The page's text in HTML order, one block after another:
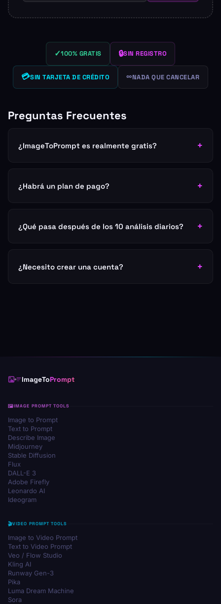
✓100% GRATIS 🔒SIN REGISTRO
💳SIN TARJETA DE CRÉDITO ∞NADA QUE CANCELAR
Preguntas Frecuentes
¿ImageToPrompt es realmente gratis?
¿Habrá un plan de pago?
¿Qué pasa después de los 10 análisis diarios?
¿Necesito crear una cuenta?
ImageToPrompt
IMAGE PROMPT TOOLS
Image to Prompt
Text to Prompt
Describe Image
Midjourney
Stable Diffusion
Flux
DALL-E 3
Adobe Firefly
Leonardo AI
Ideogram
VIDEO PROMPT TOOLS
Image to Video Prompt
Text to Video Prompt
Veo / Flow Studio
Kling AI
Runway Gen-3
Pika
Luma Dream Machine
Sora